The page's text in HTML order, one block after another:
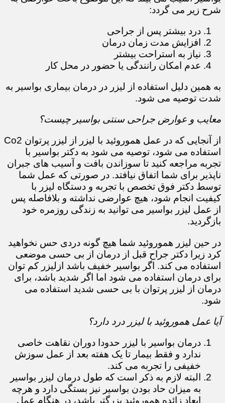
شرح زیر می گردد:
درد بیشتر پس از جراحی
افزایش مدت زمان درمان
نیاز به استراحت بیشتر
عدم امکان رانندگی یا حضور در محل کار
​​​​​​​به همین دلیل استفاده از لیزر در درمان بیماری بواسیر به
شدت توصیه می شود.
معایب و عوارض جراحی سنتی بواسیر چیست؟
از آنجایی که در عمل هموروئید با لیزر از لیزر پرتوان Co2
استفاده می شود، توصیه می شود به دکتر بواسیر با
تجربه مراجعه کنید تا سوزاندن بافت و آسیب های جبران
ناپذیر برای شما اتفاق نیافتد. در صورتی که عمل شما
توسط دکتر فوق تخصص با تجربه و دستگاه لیزر با
کیفیت انجام شود، هیچ عوارضی نداشته و بلافاصله پس
از عمل لیزر بواسیر می توانید به زندگی روزمره خود
بازگردید.
در حین لیزر هموروئید شما هیچ گونه دردی حس نخواهید
کرد زیرا دکتر جراح قبل از درمان از بی حسی موضعی
استفاده می کند. اگر بواسیر خفیف باشد ازلیزر کم توان
برای درمان استفاده می شود اما اگر شدید باشد، برای
درمان از لیزر پرتوان با بی حسی شدید استفاده می
شود.
آیا عمل هموروئید با لیزر درد دارد؟
درمان بواسیر با لیزر حدودا دوران نقاهت خاصی
ندارد و فقط بیمار تا یک هفته بعد از عمل سوزش
خفیفی را تجربه می کند.
البته لازم به ذکر است که طول درمان لیزر بواسیر
به میزان حاد بودن بواسیر نیز بستگی دارد و هرچه
ابعاد زائده هموروئید بزرگتر باشد، در هنگام عمل